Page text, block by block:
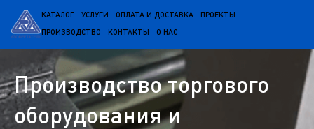
КАТАЛОГ УСЛУГИ ОПЛАТА И ДОСТАВКА ПРОЕКТЫ
ПРОИЗВОДСТВО КОНТАКТЫ О НАС
Производство торгового
оборудования и